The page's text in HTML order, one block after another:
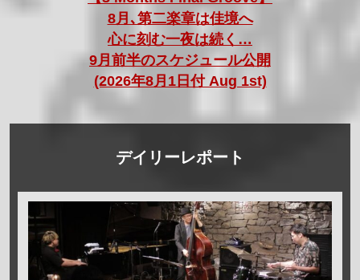
8月､第二楽章は佳境へ
心に刻む一夜は続く…
9月前半のスケジュール公開
(2026年8月1日付 Aug 1st)
デイリーレポート